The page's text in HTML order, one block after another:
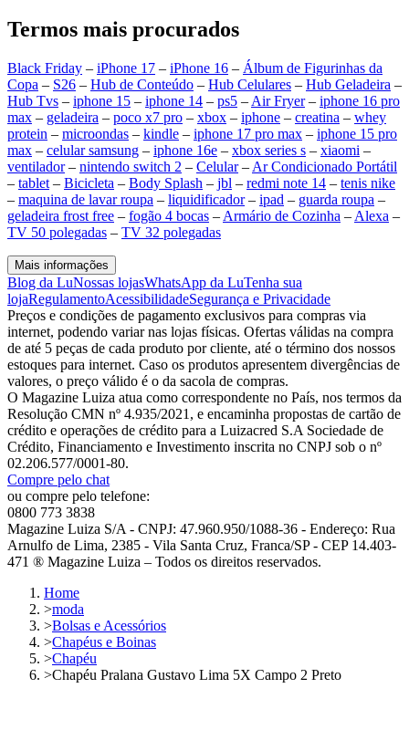
Termos mais procurados
Black Friday – iPhone 17 – iPhone 16 – Álbum de Figurinhas da
Copa – S26 – Hub de Conteúdo – Hub Celulares – Hub Geladeira –
Hub Tvs – iphone 15 – iphone 14 – ps5 – Air Fryer– iphone 16 pro
max – geladeira – poco x7 pro – xbox – iphone – creatina – whey
protein – microondas – kindle – iphone 17 pro max – iphone 15 pro
max – celular samsung – iphone 16e – xbox series s – xiaomi –
ventilador– nintendo switch 2 – Celular– Ar Condicionado Portátil
– tablet – Bicicleta – Body Splash – jbl – redmi note 14 – tenis nike
– maquina de lavar roupa – liquidificador– ipad – guarda roupa –
geladeira frost free – fogão 4 bocas – Armário de Cozinha – Alexa –
TV 50 polegadas – TV 32 polegadas
Mais informações
Blog da LuNossas lojasWhatsApp da LuTenha sua
lojaRegulamentoAcessibilidadeSegurança e Privacidade
Preços e condições de pagamento exclusivos para compras via
internet, podendo variar nas lojas físicas. Ofertas válidas na compra
de até 5 peças de cada produto por cliente, até o término dos nossos
estoques para internet. Caso os produtos apresentem divergências de
valores, o preço válido é o da sacola de compras.
O Magazine Luiza atua como correspondente no País, nos termos da
Resolução CMN nº 4.935/2021, e encaminha propostas de cartão de
crédito e operações de crédito para a Luizacred S.A Sociedade de
Crédito, Financiamento e Investimento inscrita no CNPJ sob o nº
02.206.577/0001-80.
Compre pelo chat
ou compre pelo telefone:
0800 773 3838
Magazine Luiza S/A - CNPJ: 47.960.950/1088-36 - Endereço: Rua
Arnulfo de Lima, 2385 - Vila Santa Cruz, Franca/SP - CEP 14.403-
471 ® Magazine Luiza – Todos os direitos reservados.
Home
>moda
>Bolsas e Acessórios
>Chapéus e Boinas
>Chapéu
>Chapéu Pralana Gustavo Lima 5X Campo 2 Preto